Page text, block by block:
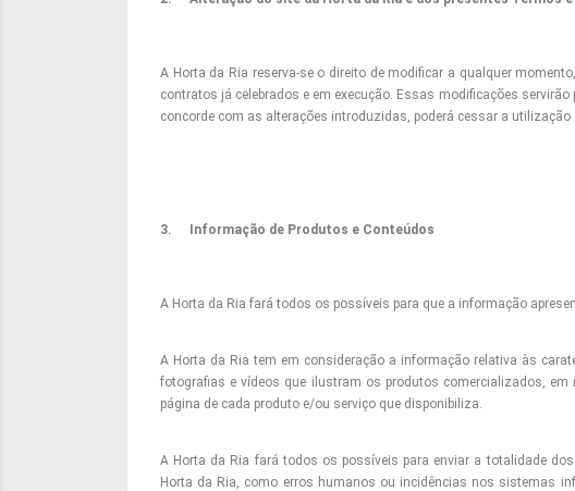
A Horta da Ria reserva-se o direito de modificar a qualquer
contratos já celebrados e em execução. Essas modificações
concorde com as alterações introduzidas, poderá cessar a utilização
3. Informação de Produtos e Conteúdos
A Horta da Ria fará todos os possíveis para que a informação
A Horta da Ria tem em consideração a informação relativa às
fotografias e vídeos que ilustram os produtos comercializados,
página de cada produto e/ou serviço que disponibiliza.
A Horta da Ria fará todos os possíveis para enviar a totalidade
Horta da Ria, como erros humanos ou incidências nos sistemas